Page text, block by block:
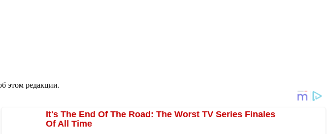
этом редакции.